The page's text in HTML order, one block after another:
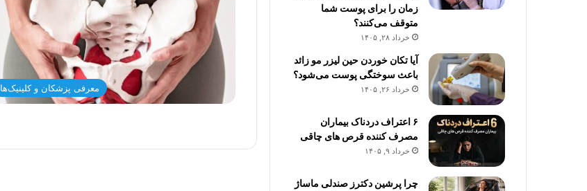
معرفی پزشکان و کلینیک‌ها
زمان را برای پوست شما
متوقف می‌کنند؟
خرداد ۲۸, ۱۴۰۵
آیا تکان خوردن حین لیزر مو زائد
باعث سوختگی پوست می‌شود؟
خرداد ۲۶, ۱۴۰۵
۶ اعتراف دردناک بیماران
مصرف کننده قرص های چاقی
خرداد ۹, ۱۴۰۵
چرا پرشین دکترز صندلی ماساژ